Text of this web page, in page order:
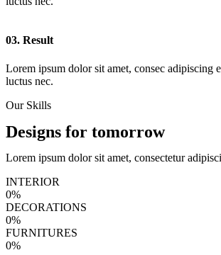
03. Result
Lorem ipsum dolor sit amet, consec adipiscing
luctus nec.
Our Skills
Designs for tomorrow
Lorem ipsum dolor sit amet, consectetur
INTERIOR
0%
DECORATIONS
0%
FURNITURES
0%